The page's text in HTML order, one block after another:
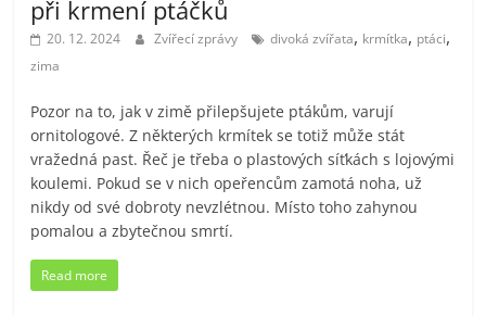
při krmení ptáčků
20. 12. 2024 Zvířecí zprávy divoká zvířata, krmítka, ptáci,
zima
Pozor na to, jak v zimě přilepšujete ptákům, varují
ornitologové. Z některých krmítek se totiž může stát
vražedná past. Řeč je třeba o plastových síťkách s lojovými
koulemi. Pokud se v nich opeřencům zamotá noha, už
nikdy od své dobroty nevzlétnou. Místo toho zahynou
pomalou a zbytečnou smrtí.
Read more